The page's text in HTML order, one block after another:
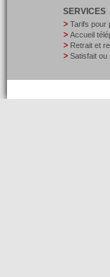
SERVICES
Tarifs pour
Accueil
Retrait et
Satisfait ou